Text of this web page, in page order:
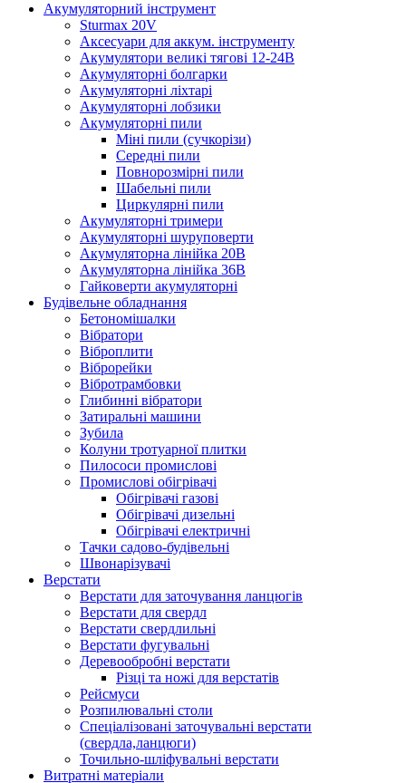
Акумуляторний інструмент
Sturmax 20V
Аксесуари для аккум. інструменту
Акумулятори великі тягові 12-24В
Акумуляторні болгарки
Акумуляторні ліхтарі
Акумуляторні лобзики
Акумуляторні пили
Міні пили (сучкорізи)
Середні пили
Повнорозмірні пили
Шабельні пили
Циркулярні пили
Акумуляторні тримери
Акумуляторні шуруповерти
Акумуляторна лінійка 20В
Акумуляторна лінійка 36В
Гайковерти акумуляторні
Будівельне обладнання
Бетономішалки
Вібратори
Віброплити
Віброрейки
Вібротрамбовки
Глибинні вібратори
Затиральні машини
Зубила
Колуни тротуарної плитки
Пилососи промислові
Промислові обігрівачі
Обігрівачі газові
Обігрівачі дизельні
Обігрівачі електричні
Тачки садово-будівельні
Швонарізувачі
Верстати
Верстати для заточування ланцюгів
Верстати для свердл
Верстати свердлильні
Верстати фугувальні
Деревообробні верстати
Різці та ножі для верстатів
Рейсмуси
Розпилювальні столи
Спеціалізовані заточувальні верстати
(свердла,ланцюги)
Точильно-шліфувальні верстати
Витратні матеріали